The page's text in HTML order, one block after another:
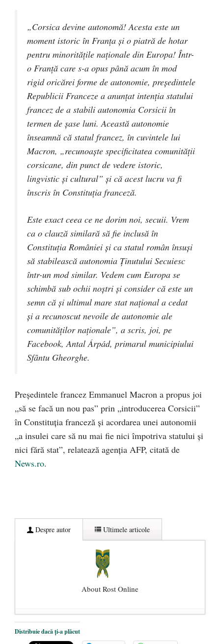
„Corsica devine autonomă! Acesta este un
moment istoric în Franța și o piatră de hotar
pentru minoritățile naționale din Europa! Într-
o Franță care s-a opus până acum în mod
rigid oricărei forme de autonomie, președintele
Republicii Franceze a anunțat intenția statului
francez de a stabili autonomia Corsicii în
termen de șase luni. Această autonomie
înseamnă că statul francez, în cuvintele lui
Macron, „recunoaște specificitatea comunității
corsicane, din punct de vedere istoric,
lingvistic și cultural” și că acest lucru va fi
înscris în Constituția franceză.
Este exact ceea ce ne dorim noi, secuii. Vrem
ca o clauză similară să fie inclusă în
Constituția României și ca statul român însuși
să stabilească autonomia Ținutului Secuiesc
într-un mod similar. Vedem cum Europa se
schimbă sub ochii noștri și consider că este un
semn că și ultimul mare stat național a cedat
și a recunoscut nevoile de autonomie ale
comunităților naționale”, a scris, joi, pe
Facebook, Antal Árpád, primarul municipiului
Sfântu Gheorghe.
Preşedintele francez Emmanuel Macron a propus joi
„să se facă un nou pas” prin „introducerea Corsicii”
în Constituţia franceză şi acordarea unei autonomii
„a insulei care să nu mai fie nici împotriva statului şi
nici fără stat”, relatează agenția AFP, citată de
News.ro.
Despre autor Ultimele articole
About Rost Online
Dezvăluiri cutremurătoare despre
președintele Ucrainei, Volodymyr
Distribuie dacă ți-a plăcut